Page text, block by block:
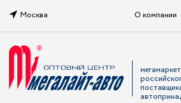
Москва О компании